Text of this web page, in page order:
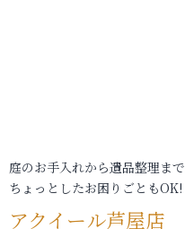
庭のお手入れから遺品整理まで
ちょっとしたお困りごともOK!
アクイール芦屋店